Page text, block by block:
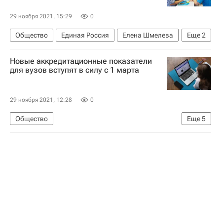
29 ноября 2021, 15:29 0
Еще2
Общество Единая Россия
Елена Шмелева
Навигатор абитуриента
Россия
Новые аккредитационные показатели
для вузов вступят в силу с 1 марта
29 ноября 2021, 12:28 0
Еще5
Общество
Федеральная служба по надзору в сфере образования и науки (Рособрнадзор)